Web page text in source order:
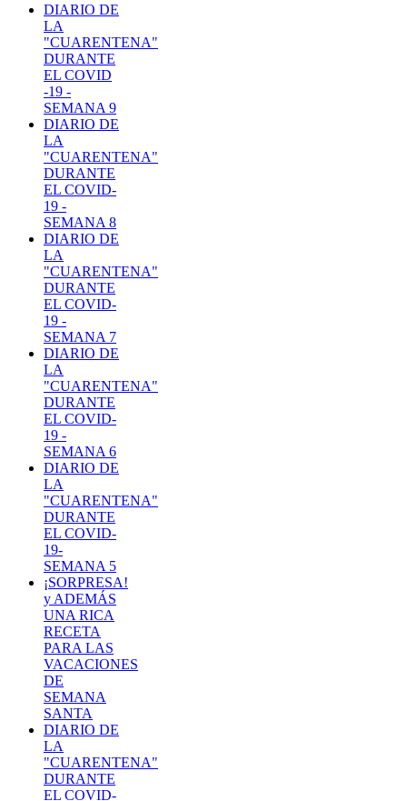
DIARIO DE
LA
"CUARENTENA"
DURANTE
EL COVID
-19 -
SEMANA 9
DIARIO DE
LA
"CUARENTENA"
DURANTE
EL COVID-
19 -
SEMANA 8
DIARIO DE
LA
"CUARENTENA"
DURANTE
EL COVID-
19 -
SEMANA 7
DIARIO DE
LA
"CUARENTENA"
DURANTE
EL COVID-
19 -
SEMANA 6
DIARIO DE
LA
"CUARENTENA"
DURANTE
EL COVID-
19-
SEMANA 5
¡SORPRESA!
y ADEMÁS
UNA RICA
RECETA
PARA LAS
VACACIONES
DE
SEMANA
SANTA
DIARIO DE
LA
"CUARENTENA"
DURANTE
EL COVID-